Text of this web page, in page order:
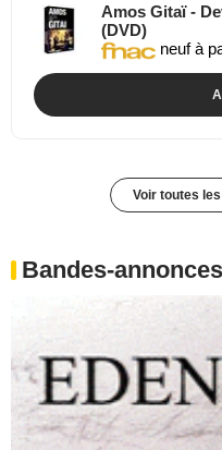
Amos Gitaï -
(DVD)
neuf à
Voir toutes
Bandes-annonces